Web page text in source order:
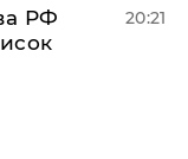
РФ
20:21